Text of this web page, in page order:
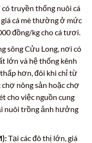
truyền thống nuôi cá
cá mè thường ở mức
đồng/kg cho cá tươi.
sông Cửu Long, nơi có
lớn và hệ thống kênh
thấp hơn, đôi khi chỉ từ
nông sản hoặc chợ
cho việc nguồn cung
nuôi trồng ảnh hưởng
Tại các đô thị lớn, giá